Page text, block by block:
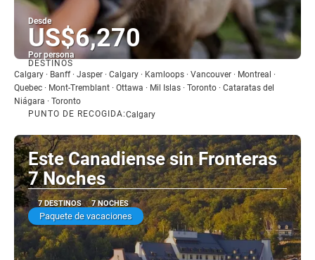
Desde
US$6,270
Por persona
Ver
DESTINOS
Calgary · Banff · Jasper · Calgary · Kamloops · Vancouver · Montreal ·
Quebec · Mont-Tremblant · Ottawa · Mil Islas · Toronto · Cataratas del
Niágara · Toronto
PUNTO DE RECOGIDA:Calgary
Este Canadiense sin Fronteras
7 Noches
7 DESTINOS 7 NOCHES
Paquete de vacaciones